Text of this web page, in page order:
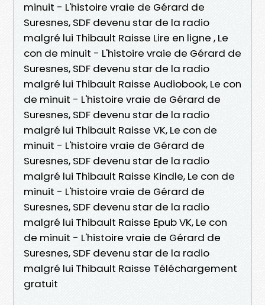
minuit - L'histoire vraie de Gérard de
Suresnes, SDF devenu star de la radio
malgré lui Thibault Raisse Lire en ligne , Le
con de minuit - L'histoire vraie de Gérard de
Suresnes, SDF devenu star de la radio
malgré lui Thibault Raisse Audiobook, Le con
de minuit - L'histoire vraie de Gérard de
Suresnes, SDF devenu star de la radio
malgré lui Thibault Raisse VK, Le con de
minuit - L'histoire vraie de Gérard de
Suresnes, SDF devenu star de la radio
malgré lui Thibault Raisse Kindle, Le con de
minuit - L'histoire vraie de Gérard de
Suresnes, SDF devenu star de la radio
malgré lui Thibault Raisse Epub VK, Le con
de minuit - L'histoire vraie de Gérard de
Suresnes, SDF devenu star de la radio
malgré lui Thibault Raisse Téléchargement
gratuit